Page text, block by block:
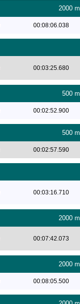
2000 m
00:08:06.038
00:03:25.680
500 m
00:02:52.900
500 m
00:02:57.590
00:03:16.710
2000 m
00:07:42.073
2000 m
00:08:05.500